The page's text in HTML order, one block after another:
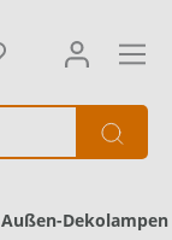
Außen-Dekolampen